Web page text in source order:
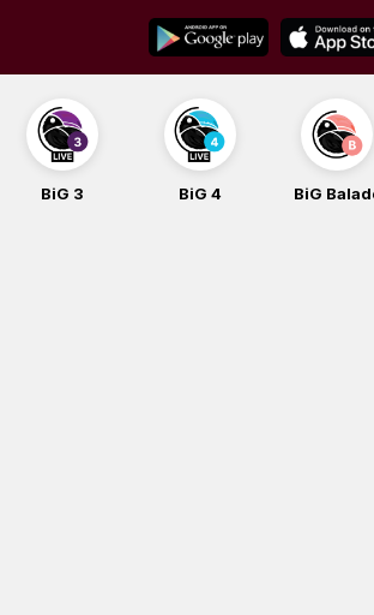
content
BiG Balade